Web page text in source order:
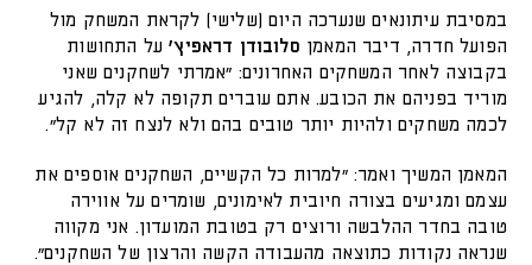
במסיבת עיתונאים שנערכה היום (שלישי) לקראת המשחק מול
הפועל חדרה, דיבר המאמן סלובודן דראפיץ'על התחושות
בקבוצה לאחר המשחקים האחרונים: "אמרתי לשחקנים שאני
מוריד בפניהם את הכובע. אתם עוברים תקופה לא קלה, להגיע
לכמה משחקים ולהיות יותר טובים בהם ולא לנצח זה לא קל".
המאמן המשיך ואמר: "למרות כל הקשיים, השחקנים אוספים את
עצמם ומגיעים בצורה חיובית לאימונים, שומרים על אווירה
טובה בחדר ההלבשה ורוצים רק בטובת המועדון. אני מקווה
שנראה נקודות כתוצאה מהעבודה הקשה והרצון של השחקנים".